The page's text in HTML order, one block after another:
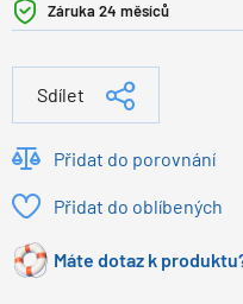
Záruka 24 měsíců
Sdílet
Přidat do porovnání
Přidat do oblíbených
Máte dotaz k